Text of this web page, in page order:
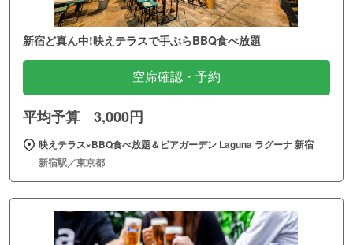
新宿ど真ん中!映えテラスで手ぶらBBQ食べ放題
空席確認・予約
平均予算 3,000円
映えテラス×BBQ食べ放題＆ビアガーデン Laguna ラグーナ 新宿
新宿駅／東京都